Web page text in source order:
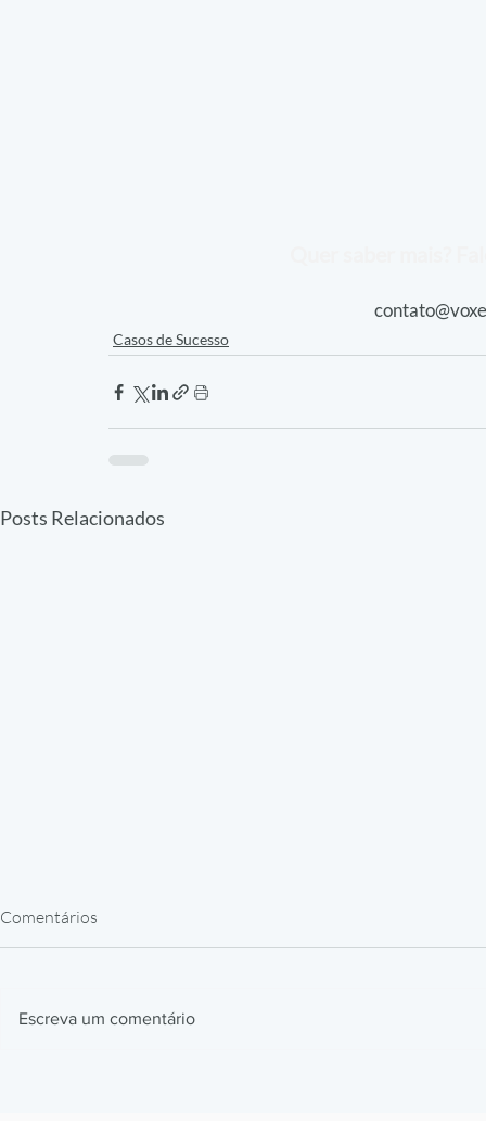
Casos de Sucesso
Posts Relacionados
Comentários
Escreva um comentário